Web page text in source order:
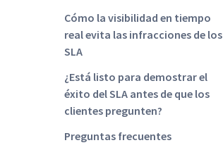
Cómo la visibilidad en tiempo
real evita las infracciones de los
SLA
¿Está listo para demostrar el
éxito del SLA antes de que los
clientes pregunten?
Preguntas frecuentes